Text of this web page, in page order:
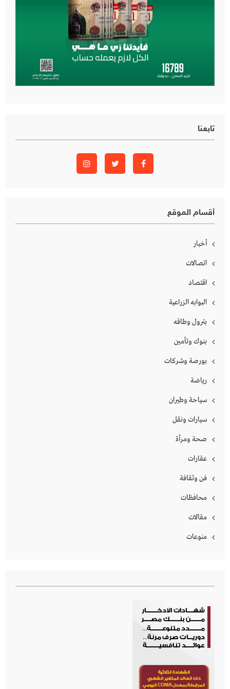
تابعنا
أقسام الموقع
أخبار
اتصالات
اقتصاد
البوابه الزراعية
بترول وطاقه
بنوك وتأمين
بورصة وشركات
رياضة
سياحة وطيران
سيارات ونقل
صحة ومرأة
عقارات
فن وثقافة
محافظات
مقالات
منوعات